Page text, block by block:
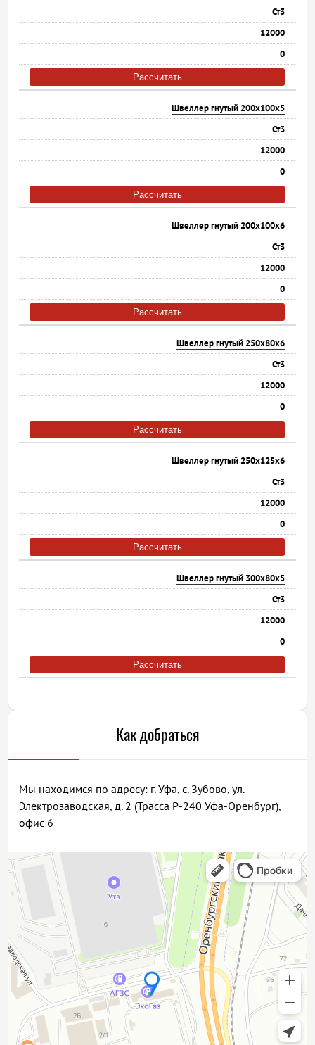
Ст3
12000
0
Рассчитать
Швеллер гнутый 200х100х5
Ст3
12000
0
Рассчитать
Швеллер гнутый 200х100х6
Ст3
12000
0
Рассчитать
Швеллер гнутый 250х80х6
Ст3
12000
0
Рассчитать
Швеллер гнутый 250х125х6
Ст3
12000
0
Рассчитать
Швеллер гнутый 300х80х5
Ст3
12000
0
Рассчитать
Как добраться
Мы находимся по адресу: г. Уфа, с. Зубово, ул.
Электрозаводская, д. 2 (Трасса Р-240 Уфа-Оренбург),
офис 6